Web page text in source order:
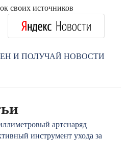
своих источников
И ПОЛУЧАЙ НОВОСТИ
артснаряд
инструмент ухода за